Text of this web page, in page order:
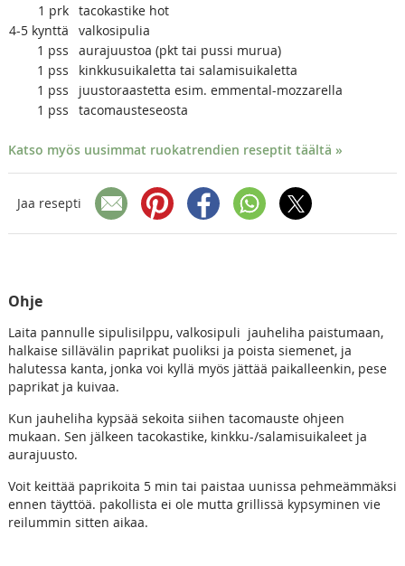
1 prk tacokastike hot
4-5 kynttä
valkosipulia
1 pss
aurajuustoa (pkt tai pussi murua)
1 pss
kinkkusuikaletta tai salamisuikaletta
1 pss
juustoraastetta esim. emmental-mozzarella
1 pss tacomausteseosta
Katso myös uusimmat ruokatrendien reseptit täältä »
Jaa resepti
Ohje
Laita pannulle sipulisilppu, valkosipuli jauheliha paistumaan,
halkaise sillävälin paprikat puoliksi ja poista siemenet, ja
halutessa kanta, jonka voi kyllä myös jättää paikalleenkin, pese
paprikat ja kuivaa.
Kun jauheliha kypsää sekoita siihen tacomauste ohjeen
mukaan. Sen jälkeen tacokastike, kinkku-/salamisuikaleet ja
aurajuusto.
Voit keittää paprikoita 5 min tai paistaa uunissa pehmeämmäksi
ennen täyttöä. pakollista ei ole mutta grillissä kypsyminen vie
reilummin sitten aikaa.